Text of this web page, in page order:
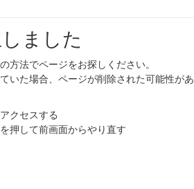
ました
方法でページをお探しください。
いた場合、ページが削除された可能性があ
クセスする
押して前画面からやり直す